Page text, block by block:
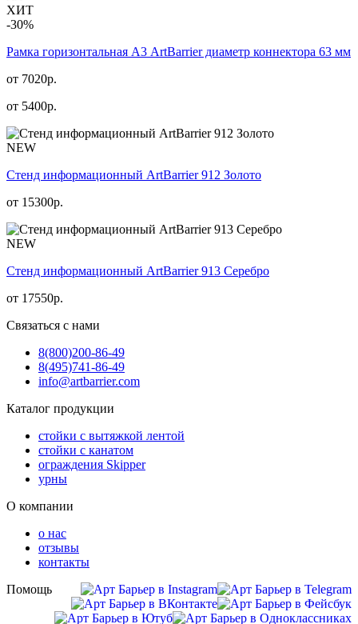
ХИТ
-30%
Рамка горизонтальная А3 ArtBarrier диаметр коннектора 63 мм
от 7020р.
от 5400р.
NEW
Стенд информационный АrtBarrier 912 Золото
от 15300р.
NEW
Стенд информационный АrtBarrier 913 Серебро
от 17550р.
Связаться с нами
8(800)200-86-49
8(495)741-86-49
info@artbarrier.com
Каталог продукции
стойки с вытяжкой лентой
стойки с канатом
ограждения Skipper
урны
О компании
о нас
отзывы
контакты
Помощь